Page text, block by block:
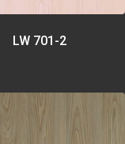
LW 701-2